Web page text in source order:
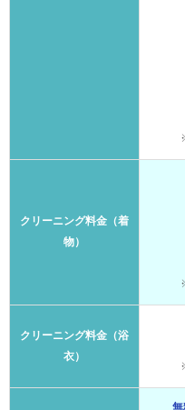
クリーニング料金（着
物）
クリーニング料金（浴
衣）